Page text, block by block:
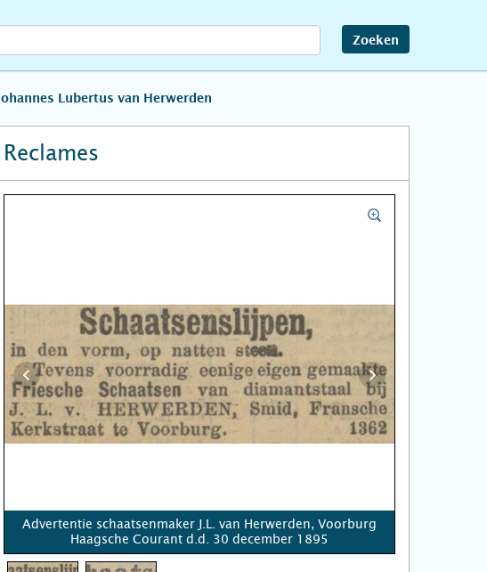
Zoeken
Johannes Lubertus van Herwerden
Reclames
Advertentie schaatsenmaker J.L. van Herwerden, Voorburg
Haagsche Courant d.d. 30 december 1895